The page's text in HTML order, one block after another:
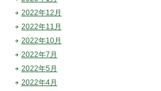
2022年12月
2022年11月
2022年10月
2022年7月
2022年5月
2022年4月